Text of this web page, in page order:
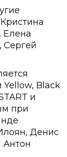
Елена
Сергей
Yellow, Black
и
при
Денис